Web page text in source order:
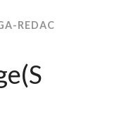
REDAC